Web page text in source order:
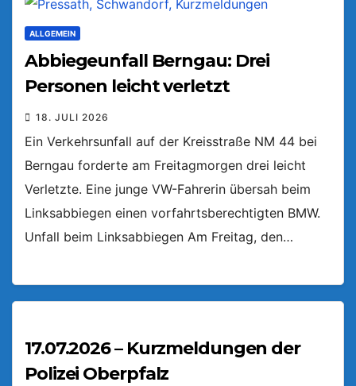
ALLGEMEIN
Abbiegeunfall Berngau: Drei
Personen leicht verletzt
18. JULI 2026
Ein Verkehrsunfall auf der Kreisstraße NM 44 bei
Berngau forderte am Freitagmorgen drei leicht
Verletzte. Eine junge VW-Fahrerin übersah beim
Linksabbiegen einen vorfahrtsberechtigten BMW.
Unfall beim Linksabbiegen Am Freitag, den…
17.07.2026 – Kurzmeldungen der
Polizei Oberpfalz